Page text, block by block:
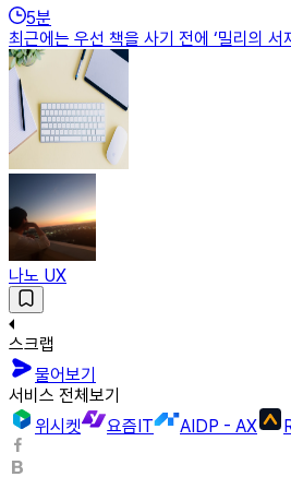
5분
최근에는 우선 책을 사기 전에 ‘밀리의
나노 UX
스크랩
물어보기
서비스 전체보기
위시켓
요즘IT AIDP - AX